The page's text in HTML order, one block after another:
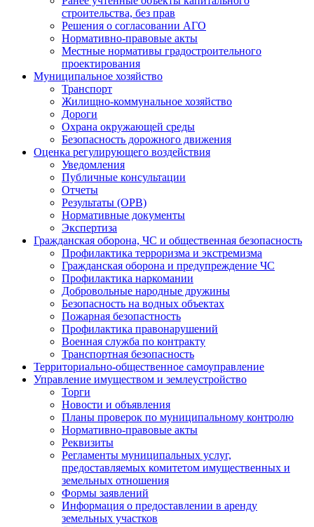
строительства, без прав
Решения о согласовании АГО
Нормативно-правовые акты
Местные нормативы градостроительного
проектирования
Муниципальное хозяйство
Транспорт
Жилищно-коммунальное хозяйство
Дороги
Охрана окружающей среды
Безопасность дорожного движения
Оценка регулирующего воздействия
Уведомления
Публичные консультации
Отчеты
Результаты (ОРВ)
Нормативные документы
Экспертиза
Гражданская оборона, ЧС и общественная безопасность
Профилактика терроризма и экстремизма
Гражданская оборона и предупреждение ЧС
Профилактика наркомании
Добровольные народные дружины
Безопасность на водных объектах
Пожарная безопастность
Профилактика правонарушений
Военная служба по контракту
Транспортная безопасность
Территориально-общественное самоуправление
Управление имуществом и землеустройство
Торги
Новости и объявления
Планы проверок по муниципальному контролю
Нормативно-правовые акты
Реквизиты
Регламенты муниципальных услуг,
предоставляемых комитетом имущественных и
земельных отношения
Формы заявлений
Информация о предоставлении в аренду
земельных участков